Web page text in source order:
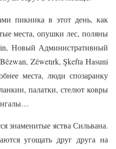
пикника в этот день, как
места, опушки лес, поляны
, Новый Административный
Bêzwan, Zêwetırk, Şkefta Hasuni
места, люди спозаранку
палатки, стелют ковры
знаменитые яства Сильвана.
угощать друг друга на